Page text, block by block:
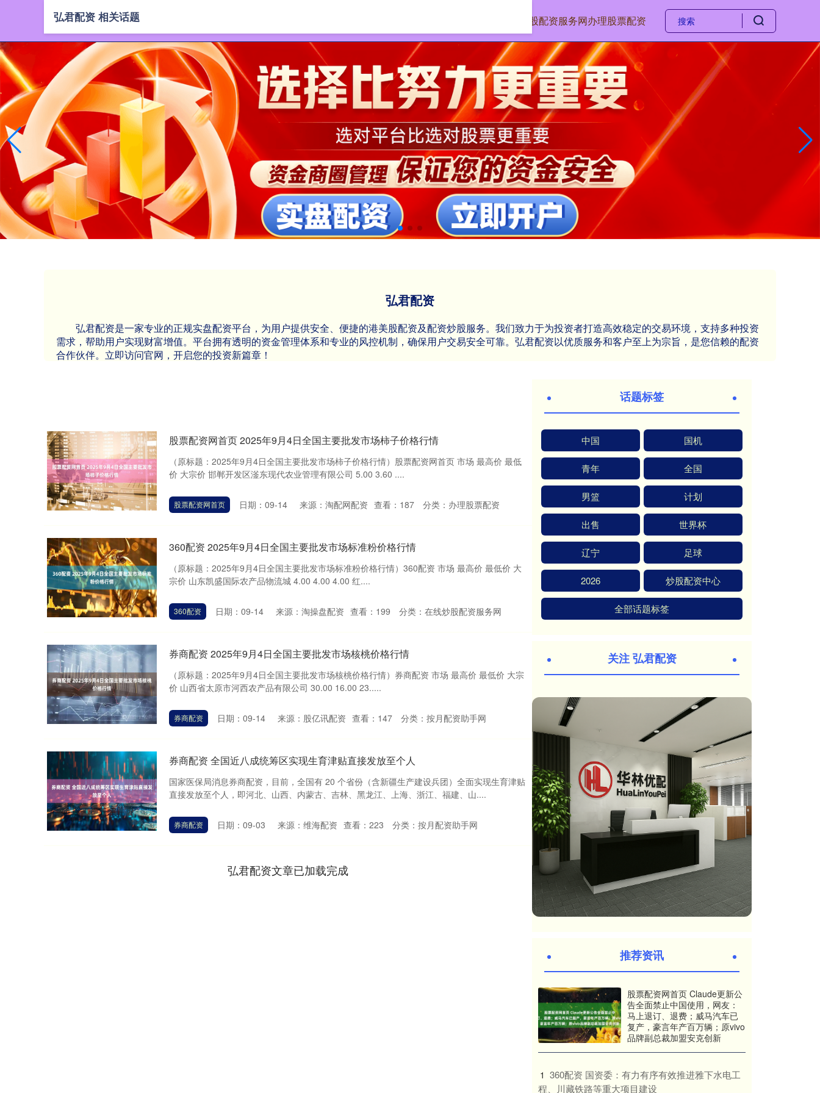
在线炒股配资服务网办理股票配资
弘君配资
弘君配资是一家专业的正规实盘配资平台，为用户提供安全、便捷的港美股配资及配资炒股服务。我们致力于为投资者打造高效稳定的交易环境，支持多种投资
需求，帮助用户实现财富增值。平台拥有透明的资金管理体系和专业的风控机制，确保用户交易安全可靠。弘君配资以优质服务和客户至上为宗旨，是您信赖的配资
合作伙伴。立即访问官网，开启您的投资新篇章！
弘君配资 相关话题
股票配资网首页 2025年9月4日全国主要批发市场柿子价格行情
（原标题：2025年9月4日全国主要批发市场柿子价格行情）股票配资网首页 市场 最高价 最低
价 大宗价 邯郸开发区滏东现代农业管理有限公司 5.00 3.60 ....
股票配资网首页 日期：09-14 来源：淘配网配资 查看： 187 分类： 办理股票配资
360配资 2025年9月4日全国主要批发市场标准粉价格行情
（原标题：2025年9月4日全国主要批发市场标准粉价格行情）360配资 市场 最高价 最低价 大
宗价 山东凯盛国际农产品物流城 4.00 4.00 4.00 红....
360配资 日期：09-14 来源：淘操盘配资 查看： 199 分类： 在线炒股配资服务网
券商配资 2025年9月4日全国主要批发市场核桃价格行情
（原标题：2025年9月4日全国主要批发市场核桃价格行情）券商配资 市场 最高价 最低价 大宗
价 山西省太原市河西农产品有限公司 30.00 16.00 23.....
券商配资 日期：09-14 来源：股亿讯配资 查看： 147 分类： 按月配资助手网
券商配资 全国近八成统筹区实现生育津贴直接发放至个人
国家医保局消息券商配资，目前，全国有 20 个省份（含新疆生产建设兵团）全面实现生育津贴
直接发放至个人，即河北、山西、内蒙古、吉林、黑龙江、上海、浙江、福建、山....
券商配资 日期：09-03 来源：维海配资 查看： 223 分类： 按月配资助手网
弘君配资文章已加载完成
话题标签
中国 国机
青年 全国
男篮 计划
出售 世界杯
辽宁 足球
2026 炒股配资中心
全部话题标签
关注 弘君配资
推荐资讯
股票配资网首页 Claude更新公
告全面禁止中国使用，网友：
马上退订、退费；威马汽车已
复产，豪言年产百万辆；原vivo
品牌副总裁加盟安克创新
1 ​360配资 国资委：有力有序有效推进雅下水电工
程、川藏铁路等重大项目建设